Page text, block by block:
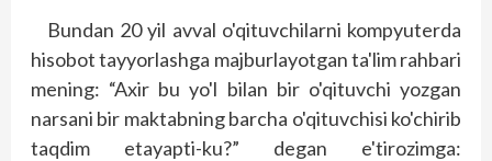
Bundan 20 yil avval o'qituvchilarni kompyuterda
hisobot tayyorlashga majburlayotgan ta'lim rahbari
mening: “Axir bu yo'l bilan bir o'qituvchi yozgan
narsani bir maktabning barcha o'qituvchisi ko'chirib
taqdim etayapti-ku?” degan e'tirozimga: